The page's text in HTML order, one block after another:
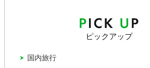
ピックアップ
国内旅行